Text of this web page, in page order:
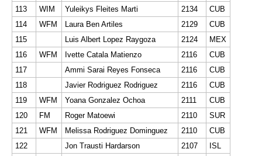
113
WIM Yuleikys Fleites Marti 2134
CUB
114
WFM Laura Ben Artiles 2129
CUB
115
Luis Albert Lopez Raygoza 2124
MEX
116
WFM Ivette Catala Matienzo 2116
CUB
117
Ammi Sarai Reyes Fonseca 2116
CUB
118
Javier Rodriguez Rodriguez 2116
CUB
119
WFM Yoana Gonzalez Ochoa 2111
CUB
120
FM Roger Matoewi 2110
SUR
121
WFM Melissa Rodriguez Dominguez 2110
CUB
122
Jon Trausti Hardarson 2107
ISL